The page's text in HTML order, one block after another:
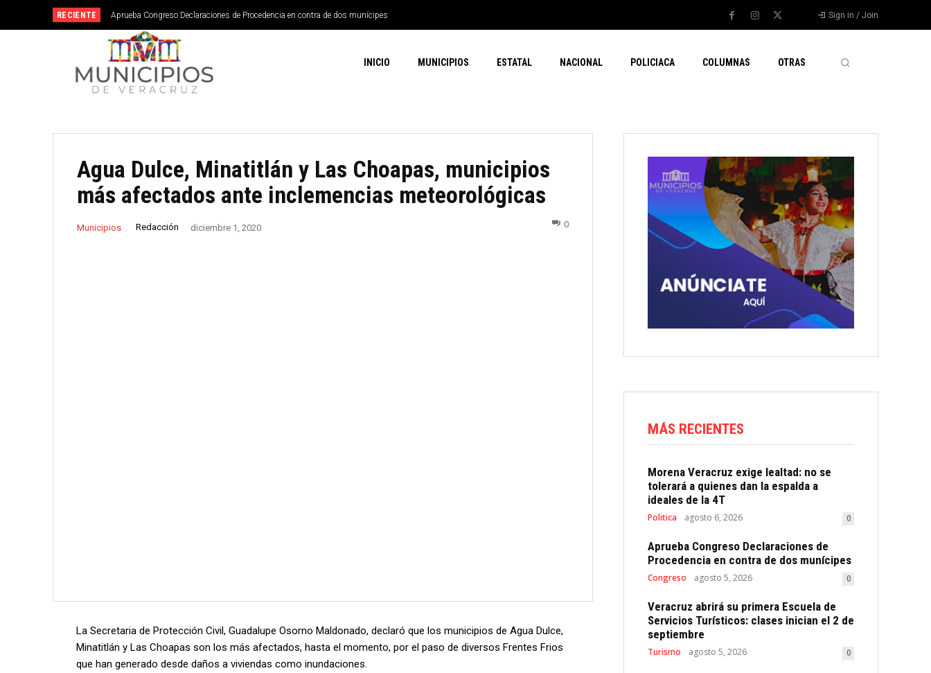
RECIENTE Aprueba Congreso Declaraciones de Procedencia en contra de dos munícipes Sign in / Join
INICIO MUNICIPIOS ESTATAL NACIONAL POLICIACA COLUMNAS OTRAS
Agua Dulce, Minatitlán y Las Choapas, municipios
más afectados ante inclemencias meteorológicas
Municipios Redacción diciembre 1, 2020 0
La Secretaria de Protección Civil, Guadalupe Osorno Maldonado, declaró que los municipios de Agua Dulce,
Minatitlán y Las Choapas son los más afectados, hasta el momento, por el paso de diversos Frentes Frios
que han generado desde daños a viviendas como inundaciones.
MÁS RECIENTES
Morena Veracruz exige lealtad: no se
tolerará a quienes dan la espalda a
ideales de la 4T
Politica agosto 6, 2026 0
Aprueba Congreso Declaraciones de
Procedencia en contra de dos munícipes
Congreso agosto 5, 2026 0
Veracruz abrirá su primera Escuela de
Servicios Turísticos: clases inician el 2 de
septiembre
Turismo agosto 5, 2026 0